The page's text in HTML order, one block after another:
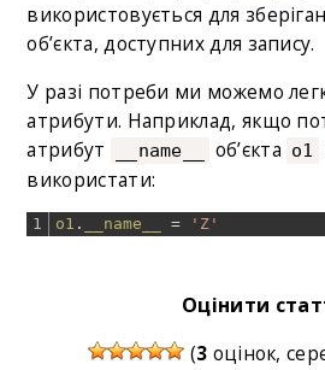
використовується для
об’єкта, доступних для запису.
У разі потреби ми можемо
атрибути. Наприклад, якщо
атрибут
__name__ об’єкта o1
використати:
1 o1 . __name__ = 'Z'
Оцінити
(3 оцінок,